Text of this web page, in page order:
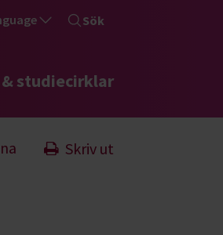
Sök
& studiecirklar
Skriv ut